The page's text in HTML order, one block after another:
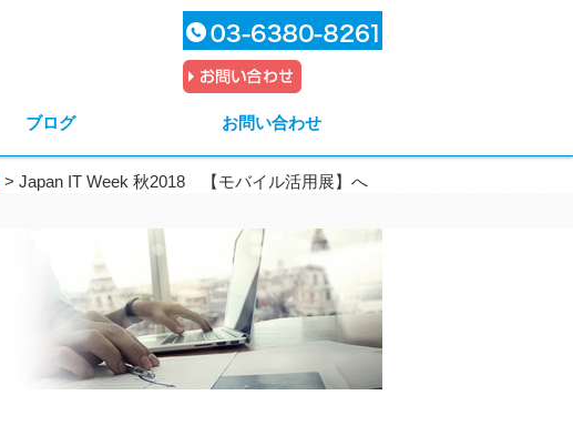
ブログ お問い合わせ
> Japan IT Week 秋2018 【モバイル活用展】へ